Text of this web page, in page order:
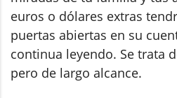
euros o dólares extras
puertas abiertas en su
continua leyendo. Se trata
pero de largo alcance.